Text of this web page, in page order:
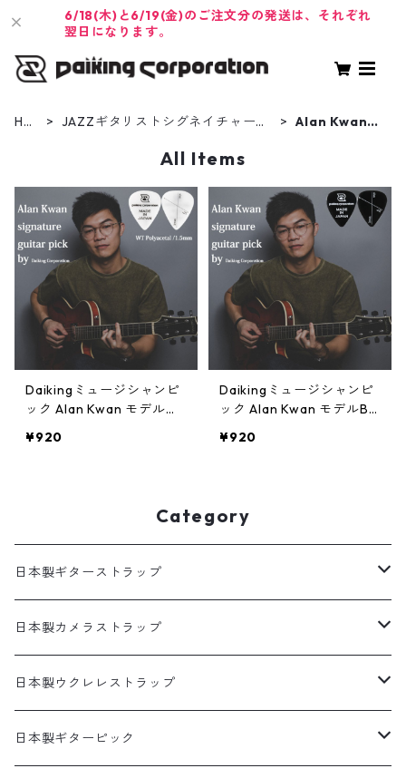
6/18(木)と6/19(金)のご注文分の発送は、それぞれ
翌日になります。
HO
JAZZギタリストシグネイチャーギ
Alan Kwanモ
All Items
Daikingミュージシャンピ
ック Alan Kwan モデルW
セタール)セール特価
¥920
Daikingミュージシャンピ
ック Alan Kwan モデルBK
ース)セール特価です。
¥920
Category
日本製ギターストラップ
SELECTシリーズ(織物生地)
プリント生地ギターストラップ
犬柄
帆布ギターストラップ
日本製カメラストラップ
生地製カメラストラップ
猫柄カメラストラップ
牛本革製カメラストラップ
日本製ウクレレストラップ
リボンレイウクレレストラップ（サウンドホール引っ掛けタ
イプ）
日本製ギターピック